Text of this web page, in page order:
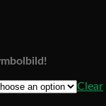
Clear